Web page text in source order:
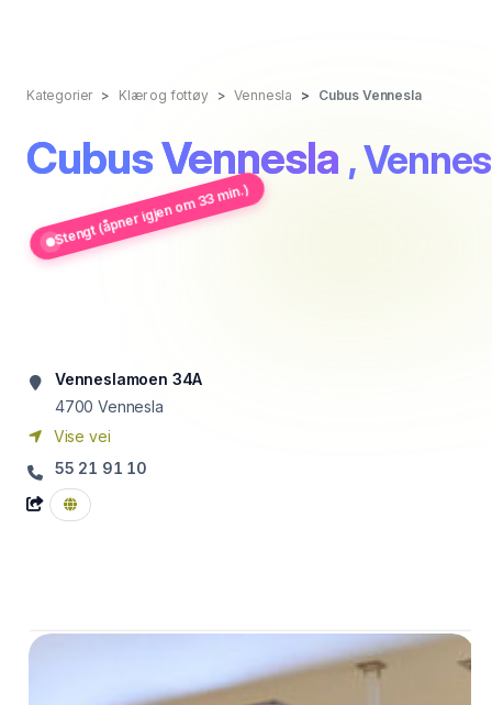
Kategorier Klær og fottøy Vennesla Cubus Vennesla
Cubus Vennesla ,
Stengt (åpner igjen om 33 min.)
Venneslamoen 34A
4700 Vennesla
Vise vei
55 21 91 10